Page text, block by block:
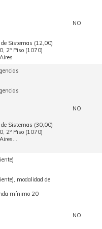
de Sistemas (12,00)
2º Piso (1070)
NO
de Sistemas (30,00)
2º Piso (1070)
NO
modalidad de
mínimo 20
NO